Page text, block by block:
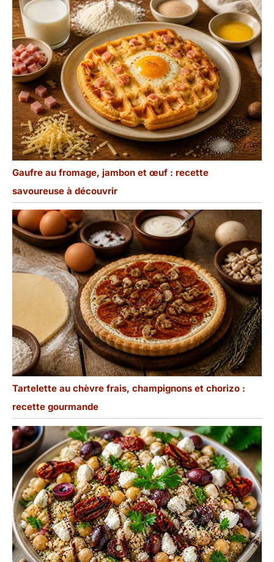
Gaufre au fromage, jambon et œuf : recette
savoureuse à découvrir
Tartelette au chèvre frais, champignons et chorizo :
recette gourmande